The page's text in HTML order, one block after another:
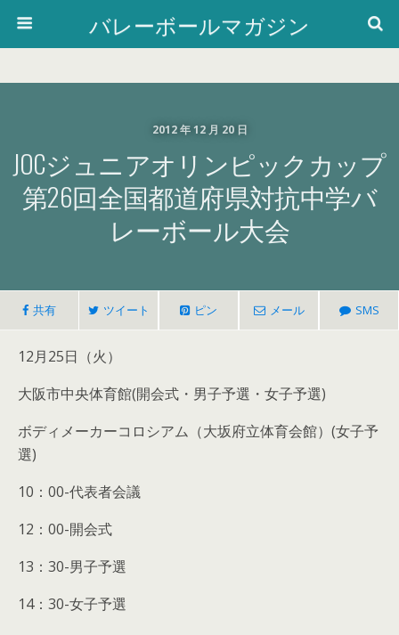
バレーボールマガジン
2012 年 12 月 20 日
JOCジュニアオリンピックカップ
第26回全国都道府県対抗中学バ
レーボール大会
共有 ツイート ピン メール SMS
12月25日（火）
大阪市中央体育館(開会式・男子予選・女子予選)
ボディメーカーコロシアム（大坂府立体育会館）(女子予
選)
10：00-代表者会議
12：00-開会式
13：30-男子予選
14：30-女子予選